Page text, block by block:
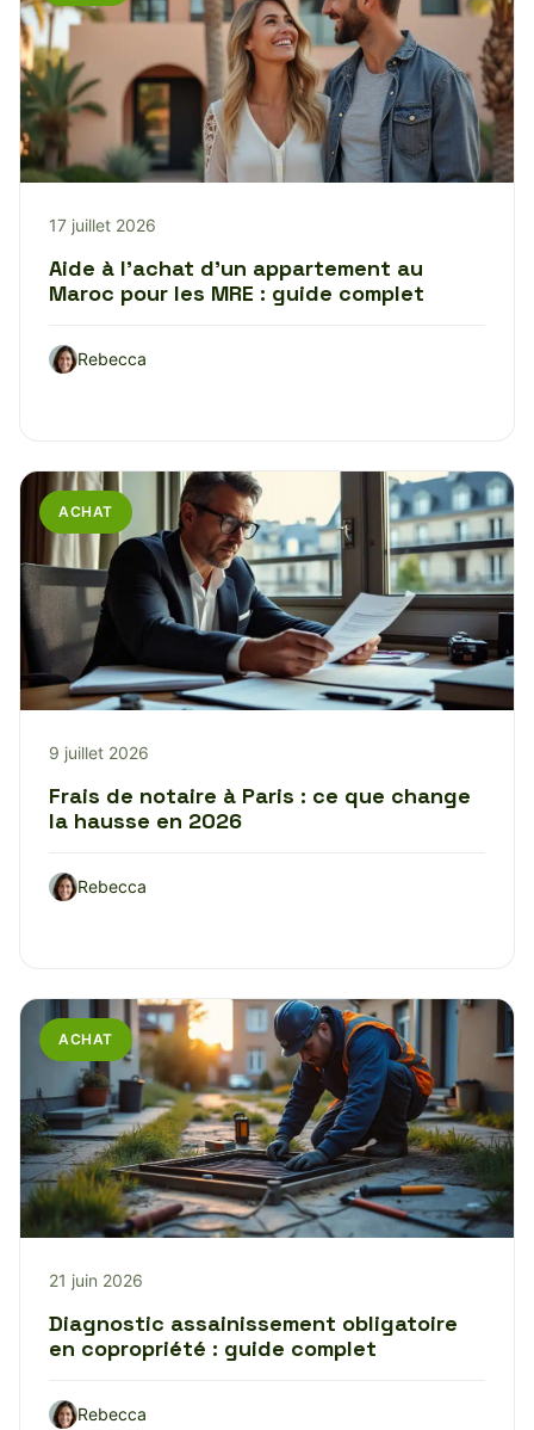
17 juillet 2026
Aide à l’achat d’un appartement au
Maroc pour les MRE : guide complet
Rebecca
ACHAT
9 juillet 2026
Frais de notaire à Paris : ce que change
la hausse en 2026
Rebecca
ACHAT
21 juin 2026
Diagnostic assainissement obligatoire
en copropriété : guide complet
Rebecca